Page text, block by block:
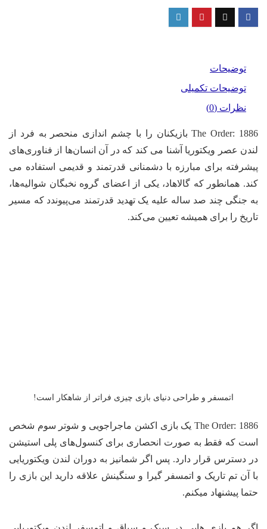
عدد
توضیحات
توضیحات تکمیلی
نظرات (0)
The Order: 1886 بازیکنان را با چشم اندازی منحصر به فرد از
لندن عصر ویکتوریا آشنا می کند که در آن انسان‌ها از فناوری‌های
پیشرفته برای مبارزه با دشمنانی قدرتمند و قدیمی استفاده می
کند. همانطور که گالاهاد، یکی از اعضای گروه نخبگان شوالیه‌ها،
به جنگی چند صد ساله علیه یک تهدید قدرتمند می‌پیوندد که مسیر
تاریخ را برای همیشه تعیین می‌کند.
اتمسفر و طراحی دنیای بازی چیزی فراتر از شاهکار است!
The Order: 1886 یک بازی اکشن ماجراجویی و شوتر سوم شخص
است که فقط به صورت انحصاری برای کنسول‌های پلی استیشن
در دسترس قرار دارد. پس اگر شمانیز به دوران لندن ویکتوریایی
با آن تم تاریک و اتمسفر گیرا و سنگینش علاقه دارید این بازی را
حتما پیشنهاد میکنم.